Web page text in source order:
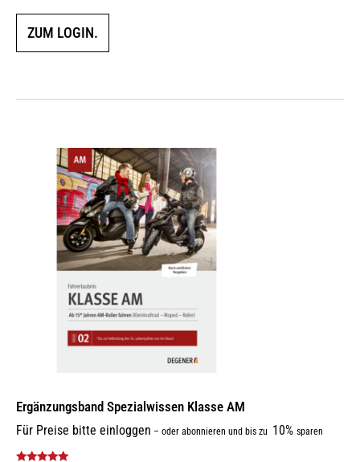
ZUM LOGIN.
Ergänzungsband Spezialwissen Klasse AM
Für Preise bitte einloggen – oder abonnieren und bis zu 10% sparen